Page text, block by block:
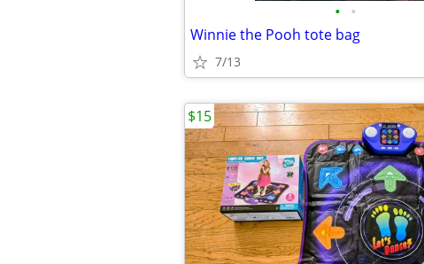
• •
Winnie the Pooh tote bag
7/13
$15